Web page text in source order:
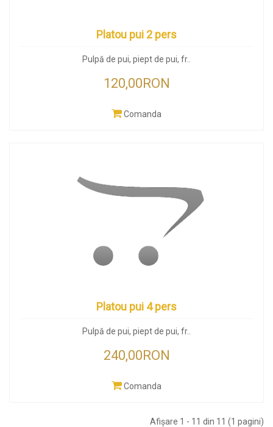
Platou pui 2 pers
Pulpă de pui, piept de pui, fr..
120,00RON
Comanda
Platou pui 4 pers
Pulpă de pui, piept de pui, fr..
240,00RON
Comanda
Afişare 1 - 11 din 11 (1 pagini)